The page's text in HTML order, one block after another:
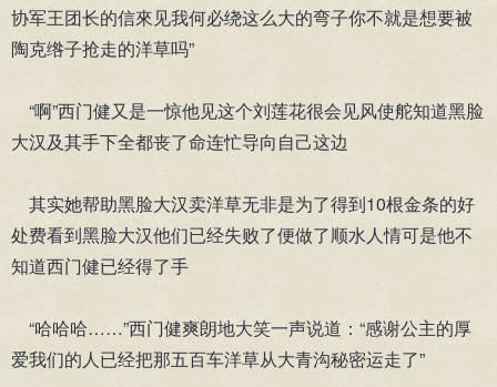
协军王团长的信來见我何必绕这么大的弯子你不就是想要被
陶克绺子抢走的洋草吗”
“啊”西门健又是一惊他见这个刘莲花很会见风使舵知道黑脸
大汉及其手下全都丧了命连忙导向自己这边
其实她帮助黑脸大汉卖洋草无非是为了得到10根金条的好
处费看到黑脸大汉他们已经失败了便做了顺水人情可是他不
知道西门健已经得了手
“哈哈哈……”西门健爽朗地大笑一声说道：“感谢公主的厚
爱我们的人已经把那五百车洋草从大青沟秘密运走了”